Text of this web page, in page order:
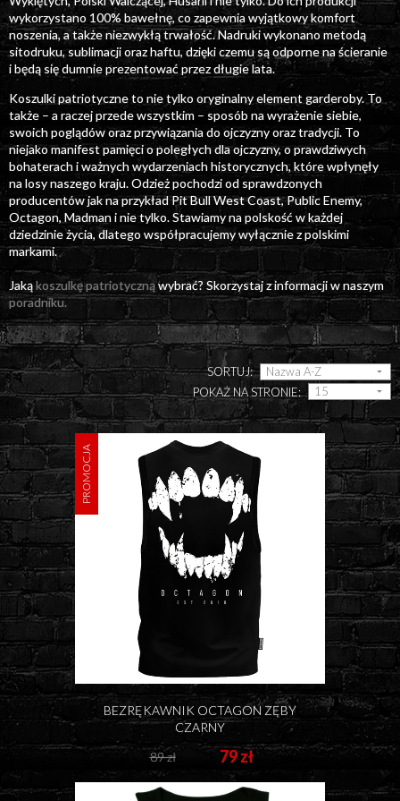
wykorzystano 100% bawełnę, co zapewnia wyjątkowy komfort
noszenia, a także niezwykłą trwałość. Nadruki wykonano metodą
sitodruku, sublimacji oraz haftu, dzięki czemu są odporne na ścieranie
i będą się dumnie prezentować przez długie lata.
Koszulki patriotyczne to nie tylko oryginalny element garderoby. To
także – a raczej przede wszystkim – sposób na wyrażenie siebie,
swoich poglądów oraz przywiązania do ojczyzny oraz tradycji. To
niejako manifest pamięci o poległych dla ojczyzny, o prawdziwych
bohaterach i ważnych wydarzeniach historycznych, które wpłynęły
na losy naszego kraju. Odzież pochodzi od sprawdzonych
producentów jak na przykład Pit Bull West Coast, Public Enemy,
Octagon, Madman i nie tylko. Stawiamy na polskość w każdej
dziedzinie życia, dlatego współpracujemy wyłącznie z polskimi
markami.
Jakąkoszulkę patriotycznąwybrać? Skorzystaj z informacji w naszym
poradniku.
SORTUJ:
POKAŻ NA STRONIE:
BEZRĘKAWNIK OCTAGON ZĘBY
CZARNY
89 zł
79 zł
PROMOCJA